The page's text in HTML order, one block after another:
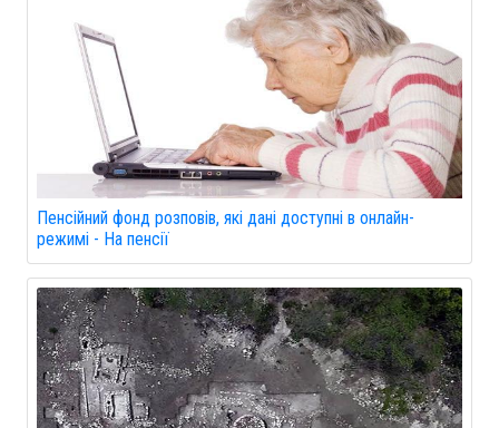
Пенсійний фонд розповів, які дані доступні в онлайн-
режимі - На пенсії